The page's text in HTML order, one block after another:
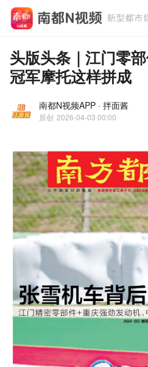
头版头条｜江门零
冠军摩托这样拼成
南都N视频APP · 拌面酱
原创 2026-04-03 00:00